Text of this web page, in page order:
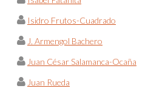
Isidro Frutos-Cuadrado
J. Armengol Bachero
Juan César Salamanca-Ocaña
Juan Rueda